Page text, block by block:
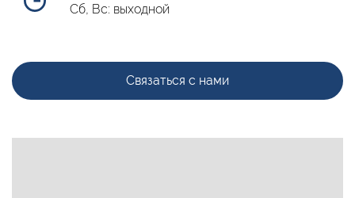
Сб, Вс: выходной
Связаться с нами